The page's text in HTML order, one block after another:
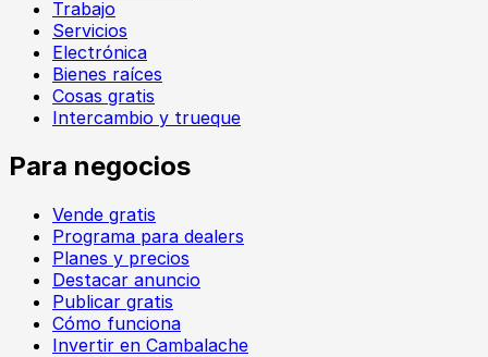
Trabajo
Servicios
Electrónica
Bienes raíces
Cosas gratis
Intercambio y trueque
Para negocios
Vende gratis
Programa para dealers
Planes y precios
Destacar anuncio
Publicar gratis
Cómo funciona
Invertir en Cambalache